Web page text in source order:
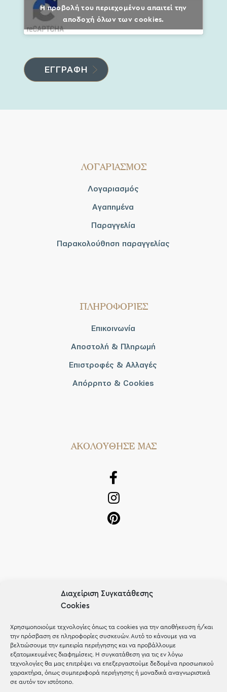
Διαχείριση Συγκατάθεσης
Cookies
Χρησιμοποιούμε τεχνολογίες όπως τα cookies για την αποθήκευση ή/και
την πρόσβαση σε πληροφορίες συσκευών. Αυτό το κάνουμε για να
βελτιώσουμε την εμπειρία περιήγησης και να προβάλλουμε
εξατομικευμένες διαφημίσεις. Η συγκατάθεση για τις εν λόγω
τεχνολογίες θα μας επιτρέψει να επεξεργαστούμε δεδομένα προσωπικού
χαρακτήρα, όπως συμπεριφορά περιήγησης ή μοναδικά αναγνωριστικά
σε αυτόν τον ιστότοπο.
Η προβολή του περιεχομένου απαιτεί την
αποδοχή όλων των cookies.
ΛΟΓΑΡΙΑΣΜΟΣ
Λογαριασμός
Αγαπημένα
Παραγγελία
Παρακολούθηση παραγγελίας
ΠΛΗΡΟΦΟΡΙΕΣ
Επικοινωνία
Αποστολή & Πληρωμή
Επιστροφές & Αλλαγές
Απόρρητο & Cookies
AΚΟΛΟΥΘΗΣΕ ΜΑΣ
Μέχρι 30€
Blog
Shop the look